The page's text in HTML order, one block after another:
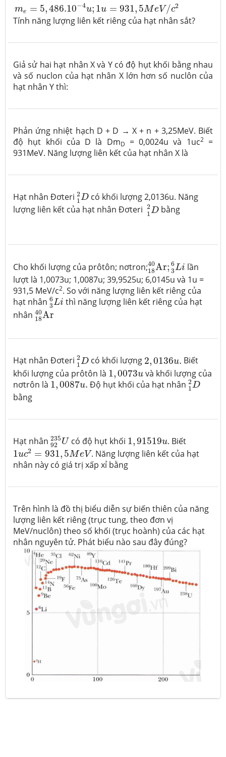
me = 5,486.10−4u; 1u = 931, 5MeV/c2
Tính năng lượng liên kết riêng của hạt nhân sắt?
Giả sử hai hạt nhân X và Y có độ hụt khối bằng nhau
và số nuclon của hạt nhân X lớn hơn số nuclôn của
hạt nhân Y thì:
Phản ứng nhiệt hạch D + D → X + n + 3,25MeV. Biết
độ hụt khối của D là DmD = 0,0024u và 1uc2=
931MeV. Năng lượng liên kết của hạt nhân X là
Hạt nhân Đơteri 2
1D
12Dcó khối lượng 2,0136u. Năng
lượng liên kết của hạt nhân Đơteri 2
1D
12D
bằng
Cho khối lượng của prôtôn; nơtron;40
18Ar; 6
3Li
1840 Ar 36
lần
lượt là 1,0073u; 1,0087u; 39,9525u; 6,0145u và 1u =
931,5 MeV/c2. So với năng lượng liên kết riêng của
hạt nhân 6
3Li
36 Li
thì năng lượng liên kết riêng của hạt
nhân 40
18Ar
1840Ar
Hạt nhân Đơteri 2
1 D
12Dcó khối lượng 2,0136u.
2 0136u Biết
khối lượng của prôtôn là 1,0073u
1 0073u và khối lượng của
nơtrôn là 1,0087u.
1,0087u.Độ hụt khối của hạt nhân2
1D
12D
bằng
Hạt nhân 235
92
U
92235U
có độ hụt khối 1,91519u
1 91519u. Biết
1uc2 = 931, 5MeV
1uc2=931, 5MeV . Năng lượng liên kết của hạt
nhân này có giá trị xấp xỉ bằng
Trên hình là đồ thị biểu diễn sự biến thiên của năng
lượng liên kết riêng (trục tung, theo đơn vị
MeV/nuclôn) theo số khối (trục hoành) của các hạt
nhân nguyên tử. Phát biểu nào sau đây đúng?